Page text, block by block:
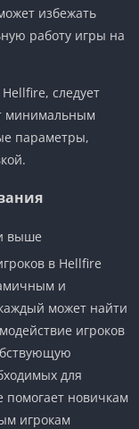
избежать
работу игры на
следует
минимальным
параметры,
выше
в Hellfire
и
может найти
игроков
для
помогает новичкам
игрокам